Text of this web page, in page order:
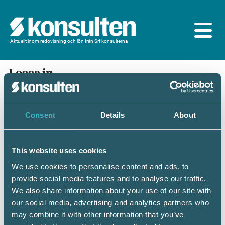
Consent Details About
This website uses cookies
We use cookies to personalise content and ads, to
provide social media features and to analyse our traffic.
We also share information about your use of our site with
our social media, advertising and analytics partners who
may combine it with other information that you’ve
Aktuellt inom redovisning och lön från Srf konsulterna
Logga in
En prenumeration ingår för dig som är
medlem/ansluten till Srf konsulterna. Du loggar in
med BankID eller samma lösenord som du har på
Mobilt BankID
Personnummer(ÅÅÅÅMMDDNNNN)